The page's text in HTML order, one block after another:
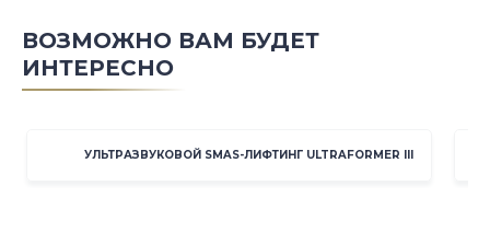
ВОЗМОЖНО ВАМ БУДЕТ
ИНТЕРЕСНО
УЛЬТРАЗВУКОВОЙ SMAS-ЛИФТИНГ ULTRAFORMER III